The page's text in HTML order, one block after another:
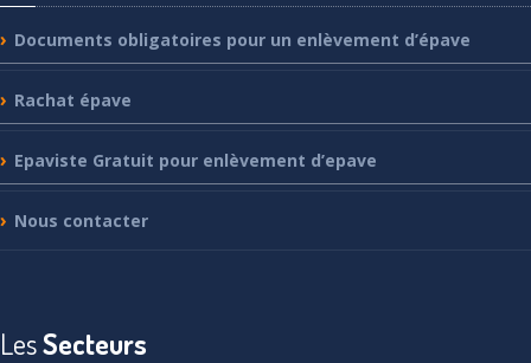
Documents obligatoires pour un enlèvement d’épave
Rachat épave
Epaviste Gratuit pour enlèvement d’epave
Nous contacter
LesSecteurs